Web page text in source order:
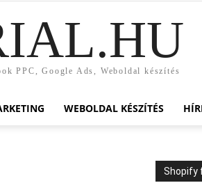
PPC, Google Ads, Weboldal készítés
WEBOLDAL KÉSZÍTÉS
Shopify